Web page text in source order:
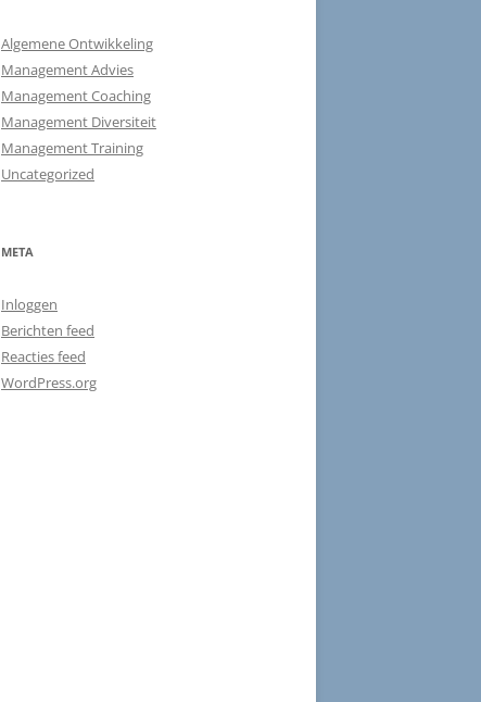
Algemene Ontwikkeling
Management Advies
Management Coaching
Management Diversiteit
Management Training
Uncategorized
META
Inloggen
Berichten feed
Reacties feed
WordPress.org